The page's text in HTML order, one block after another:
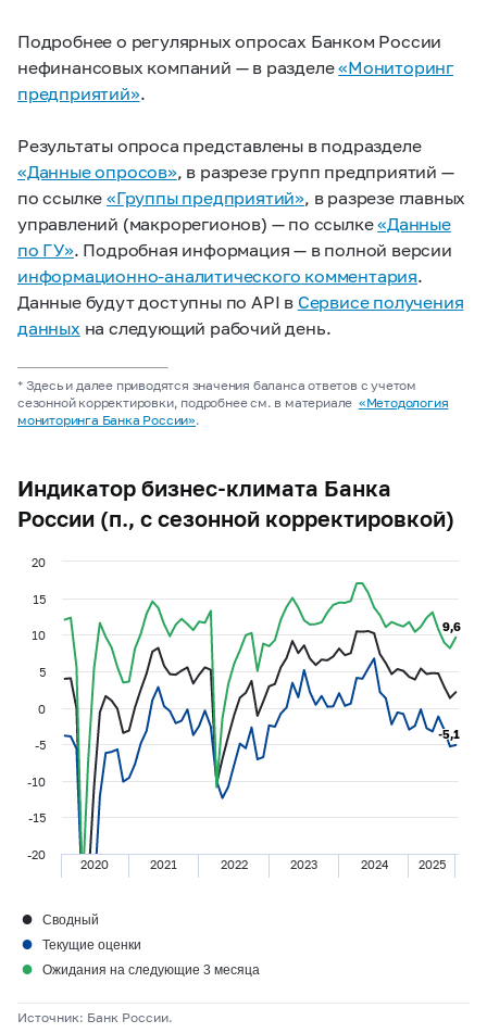
Подробнее о регулярных опросах Банком России
нефинансовых компаний — в разделе«Мониторинг
предприятий».
Результаты опроса представлены в подразделе
«Данные опросов», в разрезе групп предприятий —
по ссылке«Группы предприятий» , в разрезе главных
управлений (макрорегионов) — по ссылке«Данные
по ГУ». Подробная информация — в полной версии
информационно-аналитического комментария.
Данные будут доступны по API в Сервисе получения
данных на следующий рабочий день.
* Здесь и далее приводятся значения баланса ответов с учетом
сезонной корректировки, подробнее см. в материале «Методология
мониторинга Банка России».
Индикатор бизнес-климата Банка
России (п., с сезонной корректировкой)
-5,1
-5,1
9,6
9,6
2020 2021 2022 2023 2024 2025
-20
-15
-10
-5
0
5
10
15
20
● Сводный
● Текущие оценки
● Ожидания на следующие 3 месяца
Источник: Банк России.